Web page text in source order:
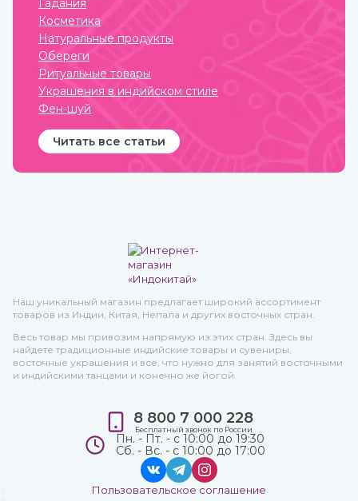
Гадания
Косметика
Натуральные продукты
Обереги
Ритуальные товары
Украшения в индийском стиле
Фен-шуй
Читать все статьи
Наш уникальный магазин предлагает широкий ассортимент
товаров из Индии, Китая, Непала и других восточных стран.
Весь товар мы привозим напрямую из этих стран. Здесь вы
найдете традиционные индийские товары и сувениры,
восточные украшения и все, что нужно для занятий восточными
и индийскими танцами и конечно же йогой.
8 800 7 000 228
Бесплатный звонок по России
Пн. - Пт. - с 10:00 до 19:30
Сб. - Вс. - с 10:00 до 17:00
Пользовательское соглашение